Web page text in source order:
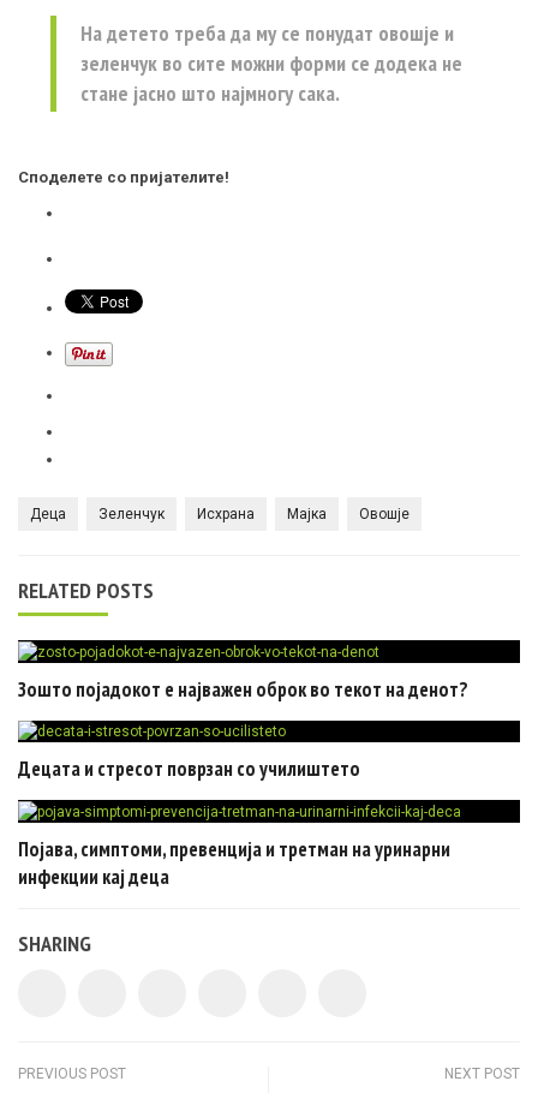
На детето треба да му се понудат овошје и
зеленчук во сите можни форми се додека не
стане јасно што најмногу сака.
Споделете со пријателите!
Деца Зеленчук Исхрана Мајка Овошје
RELATED POSTS
Зошто појадокот е најважен оброк во текот на денот?
Децата и стресот поврзан со училиштето
Појава, симптоми, превенција и третман на уринарни
инфекции кај деца
SHARING
PREVIOUS POST NEXT POST